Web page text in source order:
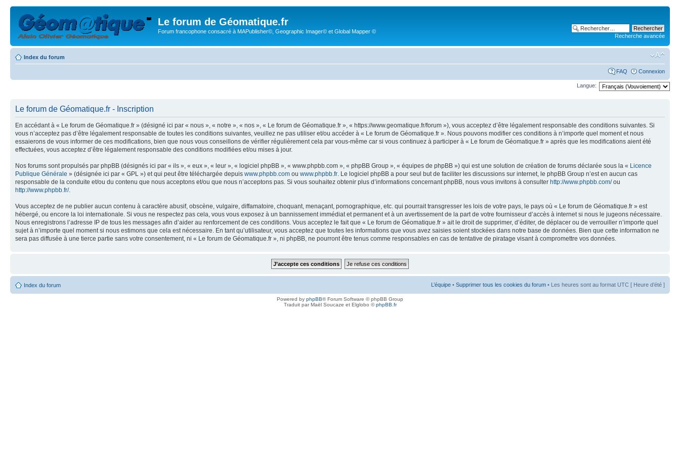
Le forum de Géomatique.fr
Forum francophone consacré à MAPublisher©, Geographic Imager© et Global Mapper ©
Recherche avancée
Index du forum
FAQ Connexion
Langue:
Le forum de Géomatique.fr - Inscription
En accédant à « Le forum de Géomatique.fr » (désigné ici par « nous », « notre », « nos », « Le forum de Géomatique.fr », « https://www.geomatique.fr/forum »), vous acceptez d’être légalement responsable des conditions suivantes. Si
vous n’acceptez pas d’être légalement responsable de toutes les conditions suivantes, veuillez ne pas utiliser et/ou accéder à « Le forum de Géomatique.fr ». Nous pouvons modifier ces conditions à n’importe quel moment et nous
essaierons de vous informer de ces modifications, bien que nous vous conseillons de vérifier régulièrement cela par vous-même car si vous continuez à participer à « Le forum de Géomatique.fr » après que les modifications aient été
effectuées, vous acceptez d’être légalement responsable des conditions modifiées et/ou mises à jour.
Nos forums sont propulsés par phpBB (désignés ici par « ils », « eux », « leur », « logiciel phpBB », « www.phpbb.com », « phpBB Group », « équipes de phpBB ») qui est une solution de création de forums déclarée sous la « Licence
Publique Générale » (désignée ici par « GPL ») et qui peut être téléchargée depuis www.phpbb.com ou www.phpbb.fr. Le logiciel phpBB a pour seul but de faciliter les discussions sur internet, le phpBB Group n’est en aucun cas
responsable de la conduite et/ou du contenu que nous acceptons et/ou que nous n’acceptons pas. Si vous souhaitez obtenir plus d’informations concernant phpBB, nous vous invitons à consulter http://www.phpbb.com/ou
http://www.phpbb.fr/.
Vous acceptez de ne publier aucun contenu à caractère abusif, obscène, vulgaire, diffamatoire, choquant, menaçant, pornographique, etc. qui pourrait transgresser les lois de votre pays, le pays où « Le forum de Géomatique.fr » est
hébergé, ou encore la loi internationale. Si vous ne respectez pas cela, vous vous exposez à un bannissement immédiat et permanent et à un avertissement de la part de votre fournisseur d’accès à internet si nous le jugeons nécessaire.
Nous enregistrons l’adresse IP de tous les messages afin d’aider au renforcement de ces conditions. Vous acceptez le fait que « Le forum de Géomatique.fr » ait le droit de supprimer, d’éditer, de déplacer ou de verrouiller n’importe quel
sujet à n’importe quel moment si nous estimons que cela est nécessaire. En tant qu’utilisateur, vous acceptez que toutes les informations que vous avez saisies soient stockées dans notre base de données. Bien que cette information ne
sera pas diffusée à une tierce partie sans votre consentement, ni « Le forum de Géomatique.fr », ni phpBB, ne pourront être tenus comme responsables en cas de tentative de piratage visant à compromettre vos données.
Index du forum L’équipe • Supprimer tous les cookies du forum • Les heures sont au format UTC [ Heure d’été ]
Powered by phpBB® Forum Software © phpBB Group
Traduit par Maël Soucaze et Elglobo ©phpBB.fr